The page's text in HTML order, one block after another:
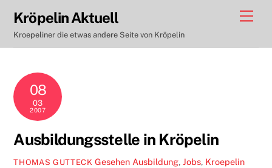
content
Kröpelin Aktuell
Kroepeliner die etwas andere Seite von Kröpelin
08
03
2007
Ausbildungsstelle in Kröpelin
THOMAS GUTTECK Gesehen Ausbildung,Jobs, Kroepelin